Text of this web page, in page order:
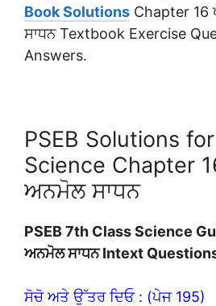
Book Solutions Chapter 16
ਸਾਧਨ Textbook Exercise
Answers.
PSEB Solutions
Science Chapter
ਅਨਮੋਲ ਸਾਧਨ
PSEB 7th Class Science
ਅਨਮੋਲ ਸਾਧਨ Intext
ਸੋਚੋ ਅਤੇ ਉੱਤਰ ਦਿਓ : (ਪੇਜ 195)